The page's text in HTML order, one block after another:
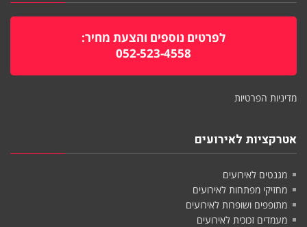
לפרטים נוספים והצעת מחיר:
052-523-4558
מדיניות הפרטיות
אטרקציות לאירועים
מגנטים לאירועים
מחזיקי מפתחות לאירועים
מתופפים ושופרות לאירועים
מעמדים זכוכית לאירועים